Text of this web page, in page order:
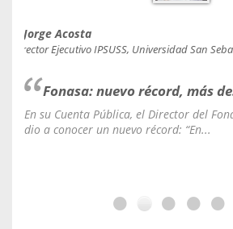
Jorge Acosta
Director Ejecutivo IPSUSS, Universidad San
Fonasa: nuevo récord, más
En su Cuenta Pública, el Director del
dio a conocer un nuevo récord: “En...